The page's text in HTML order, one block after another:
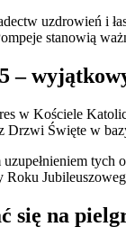
uzdrowień i
stanowią
–
w Kościele
Drzwi Święte w
Roku
się na